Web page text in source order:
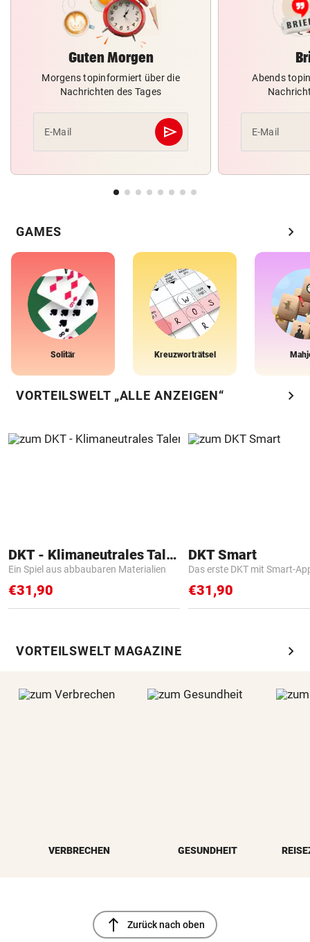
Guten Morgen
Morgens topinformiert über die
Nachrichten des Tages
E-Mail send
Abschicken
Abends
E-Mail
GAMES chevron_right
Solitär Kreuzworträtsel
VORTEILSWELT „ALLE ANZEIGEN“ chevron_right
DKT - Klimaneutrales Talent
Ein Spiel aus abbaubaren Materialien
€31,90
DKT Smart
Das erste DKT mit Smart-
€31,90
VORTEILSWELT MAGAZINE chevron_right
VERBRECHEN GESUNDHEIT
north Zurück nach oben